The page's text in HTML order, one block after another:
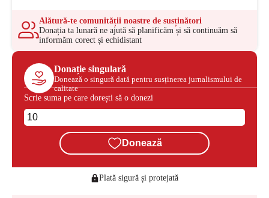
Alătură-te comunității noastre de susținători
Donația ta lunară ne ajută să planificăm și să continuăm să
informăm corect și echidistant
Donație singulară
Donează o singură dată pentru susținerea jurnalismului de
calitate
Scrie suma pe care dorești să o donezi
Donează
Plată sigură și protejată